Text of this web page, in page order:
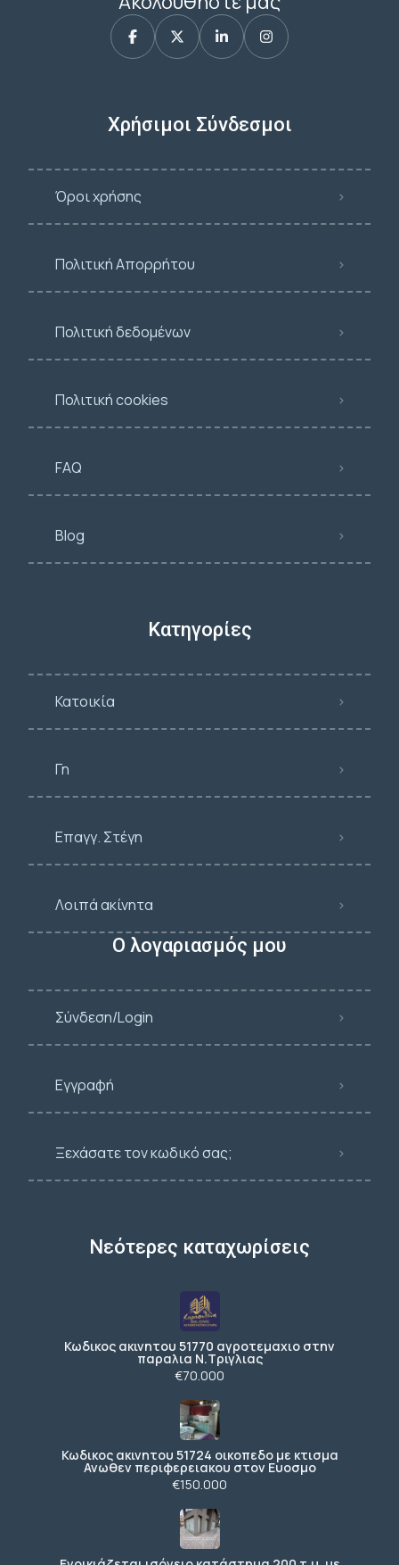
Χρήσιμοι Σύνδεσμοι
Όροι χρήσης
Πολιτική Απορρήτου
Πολιτική δεδομένων
Πολιτική cookies
FAQ
Blog
Κατηγορίες
Κατοικία
Γη
Επαγγ. Στέγη
Λοιπά ακίνητα
Ο λογαριασμός μου
Σύνδεση/Login
Εγγραφή
Ξεχάσατε τον κωδικό σας;
Νεότερες καταχωρίσεις
Κωδικος ακινητου 51770 αγροτεμαχιο στην
παραλια Ν.Τριγλιας
€70.000
Κωδικος ακινητου 51724 οικοπεδο με κτισμα
Ανωθεν περιφερειακου στον Ευοσμο
€150.000